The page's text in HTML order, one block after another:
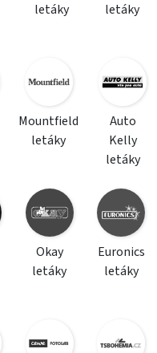
letáky
letáky
Mountfield
letáky
Auto
Kelly
letáky
Okay
letáky
Euronics
letáky